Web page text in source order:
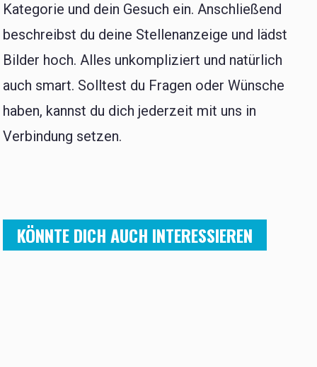
Kategorie und dein Gesuch ein. Anschließend
beschreibst du deine Stellenanzeige und lädst
Bilder hoch. Alles unkompliziert und natürlich
auch smart. Solltest du Fragen oder Wünsche
haben, kannst du dich jederzeit mit uns in
Verbindung setzen.
KÖNNTE DICH AUCH INTERESSIEREN